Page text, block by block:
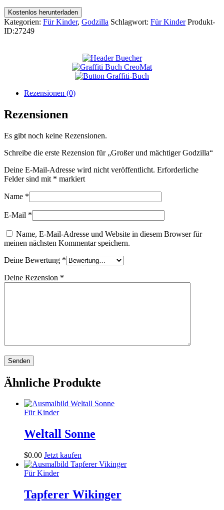
Kostenlos herunterladen
Kategorien: Für Kinder, Godzilla Schlagwort: Für Kinder Produkt-
ID:27249
Rezensionen (0)
Rezensionen
Es gibt noch keine Rezensionen.
Schreibe die erste Rezension für „Großer und mächtiger Godzilla“
Deine E-Mail-Adresse wird nicht veröffentlicht. Erforderliche
Felder sind mit * markiert
Name *
E-Mail *
Name, E-Mail-Adresse und Website in diesem Browser für
meinen nächsten Kommentar speichern.
Deine Bewertung *
Deine Rezension *
Ähnliche Produkte
Für Kinder
Weltall Sonne
$0.00 Jetzt kaufen
Für Kinder
Tapferer Wikinger